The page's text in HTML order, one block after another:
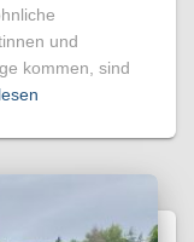
und
kommen, sind